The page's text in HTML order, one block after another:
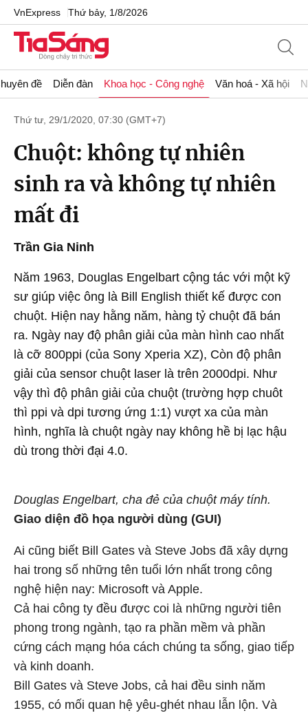
VnExpress Thứ bảy, 1/8/2026
đề Diễn đàn Khoa học - Công nghệ Văn hoá - Xã hội
Thứ tư, 29/1/2020, 07:30 (GMT+7)
Chuột: không tự nhiên
sinh ra và không tự nhiên
mất đi
Trần Gia Ninh
Năm 1963, Douglas Engelbart cộng tác với một kỹ
sư giúp việc ông là Bill English thiết kế được con
chuột. Hiện nay hằng năm, hàng tỷ chuột đã bán
ra. Ngày nay độ phân giải của màn hình cao nhất
là cỡ 800ppi (của Sony Xperia XZ), Còn độ phân
giải của sensor chuột laser là trên 2000dpi. Như
vậy thì độ phân giải của chuột (trường hợp chuôt
thì ppi và dpi tương ứng 1:1) vượt xa của màn
hình, nghĩa là chuột ngày nay không hề bị lạc hậu
dù trong thời đại 4.0.
Douglas Engelbart, cha đẻ của chuột máy tính.
Giao diện đồ họa người dùng (GUI)
Ai cũng biết Bill Gates và Steve Jobs đã xây dựng
hai trong số những tên tuổi lớn nhất trong công
nghệ hiện nay: Microsoft và Apple.
Cả hai công ty đều được coi là những người tiên
phong trong ngành, tạo ra phần mềm và phần
cứng cách mạng hóa cách chúng ta sống, giao tiếp
và kinh doanh.
Bill Gates và Steve Jobs, cả hai đều sinh năm
1955, có mối quan hệ yêu-ghét nhau lẫn lộn. Và